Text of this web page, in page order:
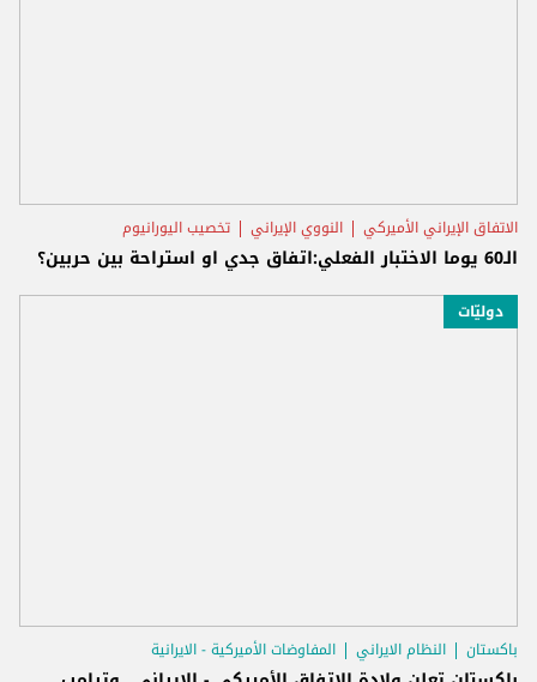
الاتفاق الإيراني الأميركي النووي الإيراني تخصيب اليورانيوم
الـ60 يوما الاختبار الفعلي:اتفاق جدي او استراحة بين حربين؟
دوليّات
باكستان النظام الايراني المفاوضات الأميركية - الايرانية